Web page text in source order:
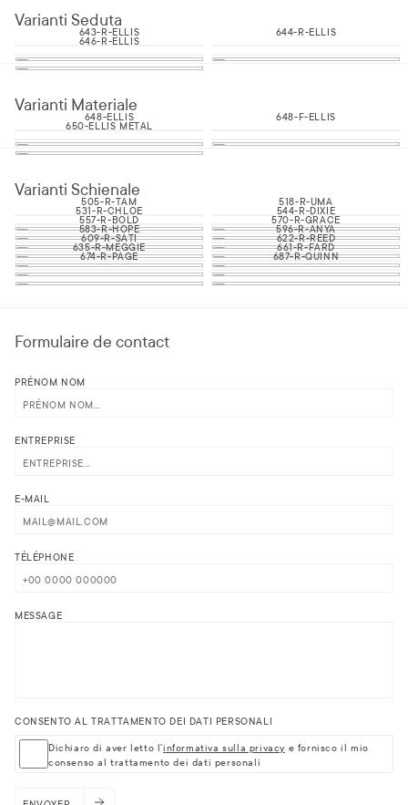
Varianti Seduta
643-R-ELLIS 644-R-ELLIS
646-R-ELLIS
Varianti Materiale
648-ELLIS 648-F-ELLIS
650-ELLIS METAL
Varianti Schienale
505-R-TAM 518-R-UMA
531-R-CHLOE 544-R-DIXIE
557-R-BOLD 570-R-GRACE
583-R-HOPE 596-R-ANYA
609-R-SATI 622-R-REED
635-R-MEGGIE 661-R-FARD
674-R-PAGE 687-R-QUINN
Formulaire de contact
PRÉNOM NOM
ENTREPRISE
E-MAIL
TÉLÉPHONE
MESSAGE
CONSENTO AL TRATTAMENTO DEI DATI PERSONALI
Dichiaro di aver letto l'informativa sulla privacy e fornisco il mio
consenso al trattamento dei dati personali